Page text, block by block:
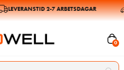
LEVERANSTID 2-7 ARBETSDAGAR
0